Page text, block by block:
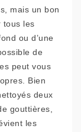
mais un bon
tous les
ou d’une
de
peut vous
Bien
deux
gouttières,
les